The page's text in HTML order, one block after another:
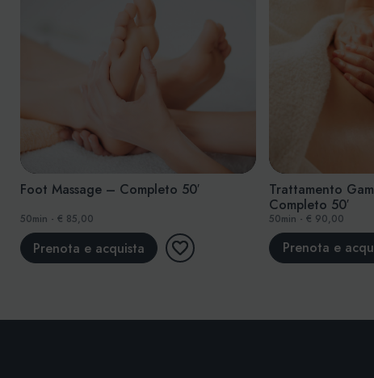
Trattamento Gambe Leggere –
50min - € 90,00
Prenota e acquista
Massaggio Long
75min - € 100,00
Prenota e